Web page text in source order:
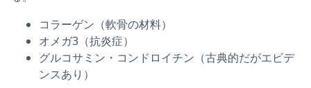
コラーゲン（軟骨の材料）
オメガ3（抗炎症）
グルコサミン・コンドロイチン（古典的だがエビデ
ンスあり）